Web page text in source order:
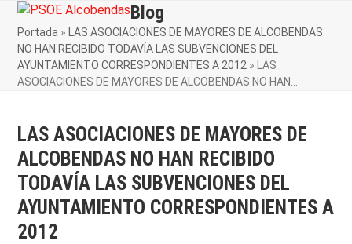
Skip
content
Open
mobile
menu
Close
mobile
menu
Blog
Portada »
LAS ASOCIACIONES DE MAYORES DE ALCOBENDAS
NO HAN RECIBIDO TODAVÍA LAS SUBVENCIONES DEL
AYUNTAMIENTO CORRESPONDIENTES A 2012 »
LAS
ASOCIACIONES DE MAYORES DE ALCOBENDAS NO HAN…
LAS ASOCIACIONES DE MAYORES DE
ALCOBENDAS NO HAN RECIBIDO
TODAVÍA LAS SUBVENCIONES DEL
AYUNTAMIENTO CORRESPONDIENTES A
2012